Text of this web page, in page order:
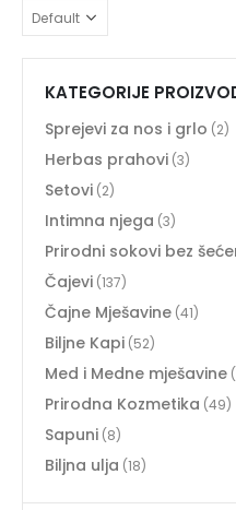
KATEGORIJE
Sprejevi za nos i grlo (2)
Herbas prahovi (3)
Setovi (2)
Intimna njega (3)
Prirodni sokovi bez
Čajevi (137)
Čajne Mješavine (41)
Biljne Kapi (52)
Med i Medne mješavine
Prirodna Kozmetika (49)
Sapuni (8)
Biljna ulja (18)